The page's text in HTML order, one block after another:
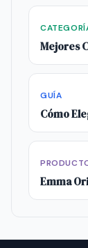
Mejores
GUÍA
Cómo
Emma